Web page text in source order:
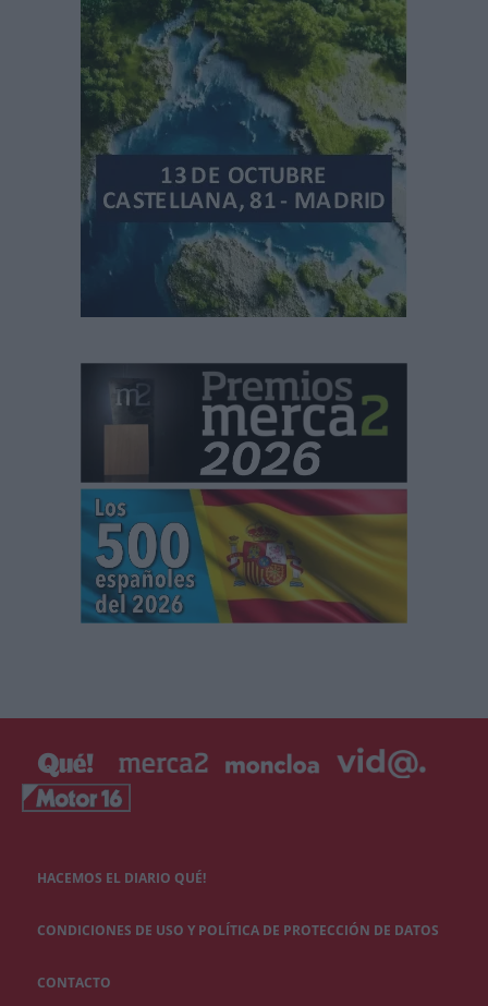
HACEMOS EL DIARIO QUÉ!
CONDICIONES DE USO Y POLÍTICA DE PROTECCIÓN DE DATOS
CONTACTO